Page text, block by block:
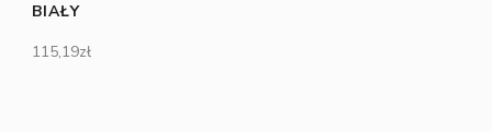
BIAŁY
115,19zł